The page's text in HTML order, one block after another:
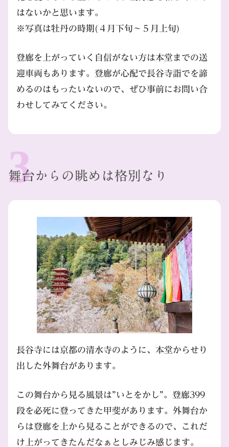
はないかと思います。
※写真は牡丹の時期(４月下旬～５月上旬)
登廊を上がっていく自信がない方は本堂までの送
迎車両もあります。登廊が心配で長谷寺詣でを諦
めるのはもったいないので、ぜひ事前にお問い合
わせしてみてください。
舞台からの眺めは格別なり
長谷寺には京都の清水寺のように、本堂からせり
出した外舞台があります。
この舞台から見る風景は”いとをかし”。登廊399
段を必死に登ってきた甲斐があります。外舞台か
らは登廊を上から見ることができるので、これだ
け上がってきたんだなぁとしみじみ感じます。